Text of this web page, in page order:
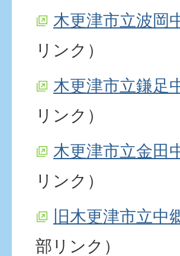
木更津市立波岡
リンク）
木更津市立鎌足
リンク）
木更津市立金田
リンク）
旧木更津市立
部リンク）